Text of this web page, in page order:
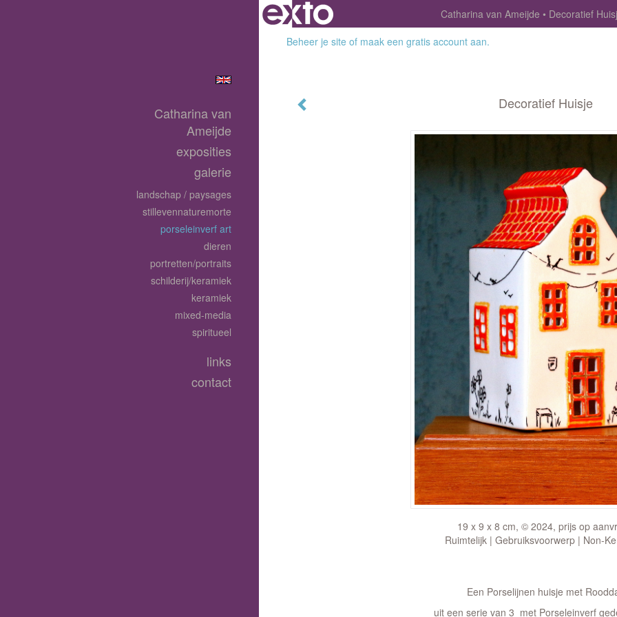
Catharina van Ameijde
Decoratief
Beheer je site of maak een gratis account aan.
Decoratief Huisje
19 x 9 x 8 cm, © 2024, prijs op
Ruimtelijk | Gebruiksvoorwerp | Non-
Een Porselijnen huisje met
uit een serie van 3 met Porseleinverf
Catharina van
Ameijde
exposities
galerie
landschap / paysages
stillevennaturemorte
porseleinverf art
dieren
portretten/portraits
schilderij/keramiek
keramiek
mixed-media
spiritueel
links
contact